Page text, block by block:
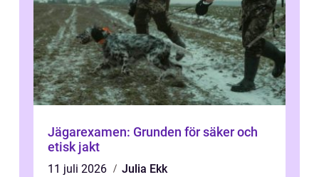
Jägarexamen: Grunden för säker och
etisk jakt
11 juli 2026
Julia Ekk